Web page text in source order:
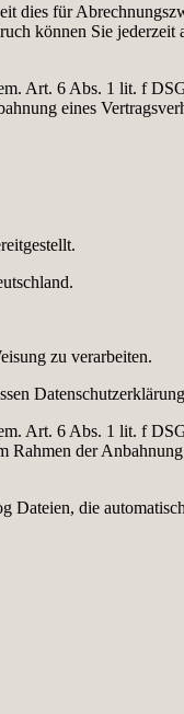
dies für
können Sie
Art. 6 Abs. 1 lit. f
eines
zu verarbeiten.
Art. 6 Abs. 1 lit. f
der
Dateien, die